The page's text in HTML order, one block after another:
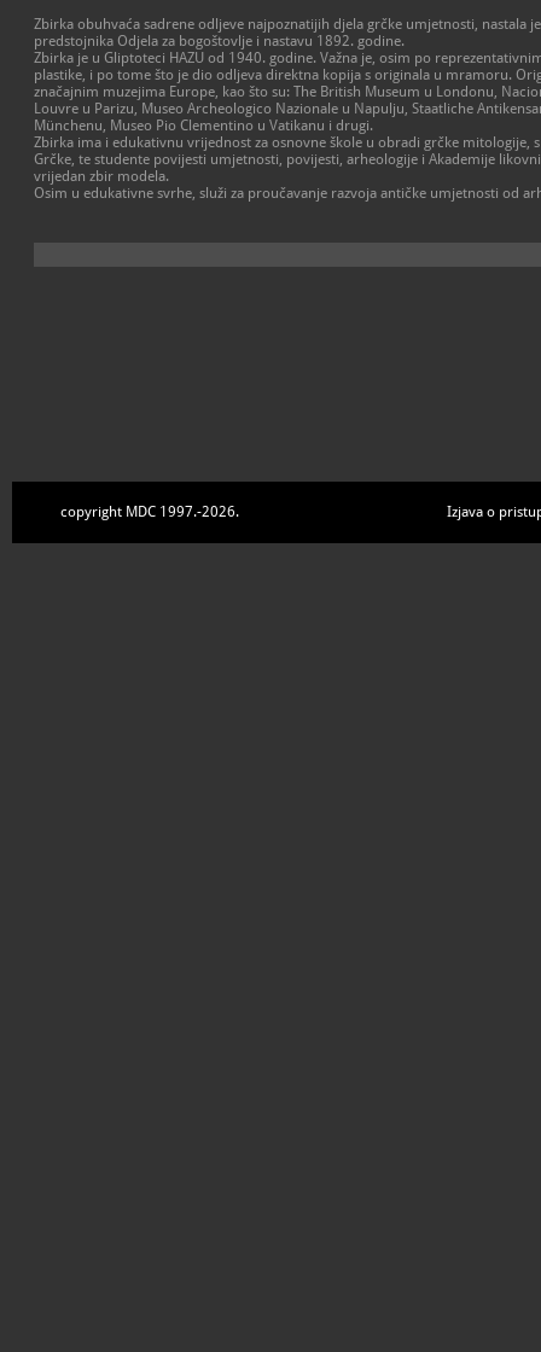
Zbirka obuhvaća sadrene odljeve najpoznatijih djela grčke umjetnosti, nastala
predstojnika Odjela za bogoštovlje i nastavu 1892. godine.
Zbirka je u Gliptoteci HAZU od 1940. godine. Važna je, osim po
plastike, i po tome što je dio odljeva direktna kopija s originala u mramoru.
značajnim muzejima Europe, kao što su: The British Museum u Londonu,
Louvre u Parizu, Museo Archeologico Nazionale u Napulju, Staatliche
Münchenu, Museo Pio Clementino u Vatikanu i drugi.
Zbirka ima i edukativnu vrijednost za osnovne škole u obradi grčke mitologije,
Grčke, te studente povijesti umjetnosti, povijesti, arheologije i Akademije
vrijedan zbir modela.
Osim u edukativne svrhe, služi za proučavanje razvoja antičke umjetnosti od
copyright MDC 1997.-2026. Izjava o